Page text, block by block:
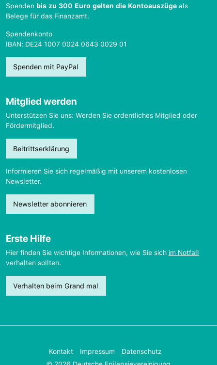
Spenden bis zu 300 Euro gelten die Kontoauszüge als
Belege für das Finanzamt.
Spendenkonto
IBAN: DE24 1007 0024 0643 0029 01
Spenden mit PayPal
Mitglied werden
Unterstützen Sie uns: Werden Sie ordentliches Mitglied oder
Fördermitglied.
Beitrittserklärung
Informieren Sie sich regelmäßig mit unserem kostenlosen
Newsletter.
Newsletter abonnieren
Erste Hilfe
Hier finden Sie wichtige Informationen, wie Sie sich im Notfall
verhalten sollten.
Verhalten beim Grand mal
Kontakt Impressum
Datenschutz